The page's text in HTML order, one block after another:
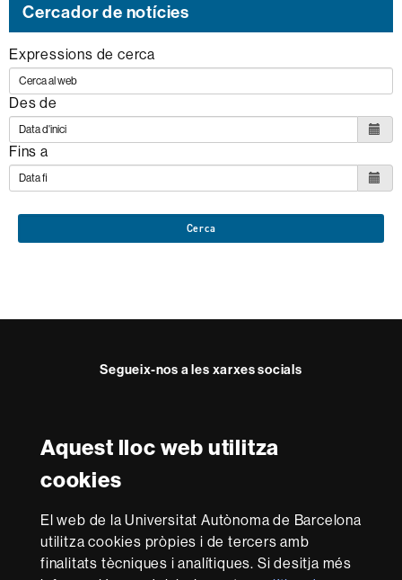
Aquest lloc web utilitza
cookies
El web de la Universitat Autònoma de Barcelona
utilitza cookies pròpies i de tercers amb
finalitats tècniques i analítiques. Si desitja més
Cercador de notícies
Expressions de cerca
Des de
Fins a
Cerca
Segueix-nos a les xarxes socials
Reconeixement internacional de l'excel·lència
in
Research
-
Euraxess
Amb el finançament de